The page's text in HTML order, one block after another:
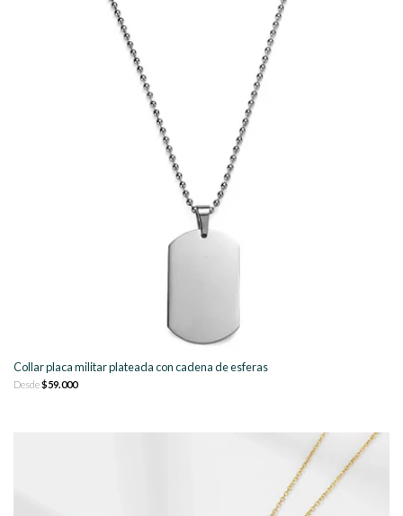
Collar placa militar plateada con cadena de esferas
Desde$59.000